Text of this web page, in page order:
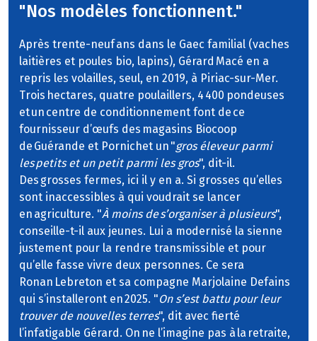
"Nos modèles fonctionnent."
Après trente-neuf ans dans le Gaec familial (vaches
laitières et poules bio, lapins), Gérard Macé en a
repris les volailles, seul, en 2019, à Piriac-sur-Mer.
Trois hectares, quatre poulaillers, 4 400 pondeuses
et un centre de conditionnement font de ce
fournisseur d’œufs des magasins Biocoop
de Guérande et Pornichet un "gros éleveur parmi
les petits et un petit parmi les gros", dit-il.
Des grosses fermes, ici il y en a. Si grosses qu’elles
sont inaccessibles à qui voudrait se lancer
en agriculture. "À moins de s’organiser à plusieurs",
conseille-t-il aux jeunes. Lui a modernisé la sienne
justement pour la rendre transmissible et pour
qu’elle fasse vivre deux personnes. Ce sera
Ronan Lebreton et sa compagne Marjolaine Defains
qui s’installeront en 2025. "On s’est battu pour leur
trouver de nouvelles terres", dit avec fierté
l’infatigable Gérard. On ne l’imagine pas à la retraite,